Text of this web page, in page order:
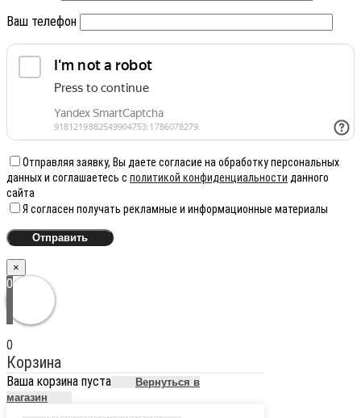
Ваш телефон
Отправляя заявку, Вы даете согласие на обработку персональных
данных и соглашаетесь с политикой конфиденциальности данного
сайта
Я согласен получать рекламные и информационные материалы
×
0
0
Корзина
Ваша корзина пуста
Вернуться в
магазин